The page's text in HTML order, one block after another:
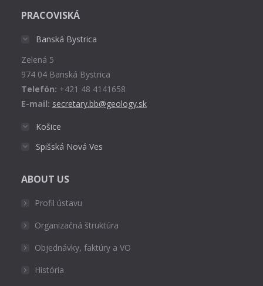
opens
window
PRACOVISKÁ
Banská Bystrica
Zelená 5
974 04 Banská Bystrica
Telefón: +421 48 4141658
E-mail: secretary.bb@geology.sk
Košice
Spišská Nová Ves
ABOUT US
Profil ústavu
Organizačná štruktúra
Objednávky, faktúry a VO
História